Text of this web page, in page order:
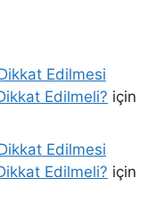
Edilmesi
Edilmeli? için
Edilmesi
Edilmeli? için